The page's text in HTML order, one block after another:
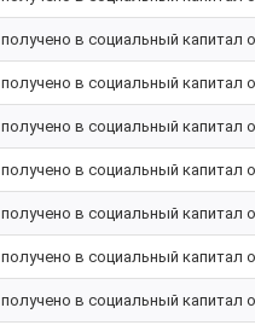
получено в социальный капитал
получено в социальный капитал
получено в социальный капитал
получено в социальный капитал
получено в социальный капитал
получено в социальный капитал
получено в социальный капитал